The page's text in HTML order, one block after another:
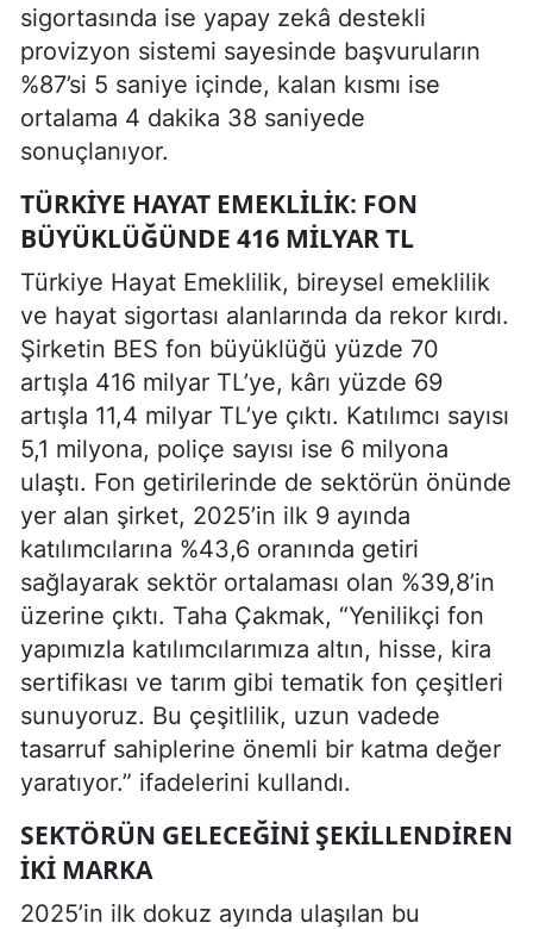
sigortasında ise yapay zekâ destekli
provizyon sistemi sayesinde başvuruların
%87’si 5 saniye içinde, kalan kısmı ise
ortalama 4 dakika 38 saniyede
sonuçlanıyor.
TÜRKIYE HAYAT EMEKLILIK: FON
BÜYÜKLÜĞÜNDE 416 MILYAR TL
Türkiye Hayat Emeklilik, bireysel emeklilik
ve hayat sigortası alanlarında da rekor kırdı.
Şirketin BES fon büyüklüğü yüzde 70
artışla 416 milyar TL’ye, kârı yüzde 69
artışla 11,4 milyar TL’ye çıktı. Katılımcı sayısı
5,1 milyona, poliçe sayısı ise 6 milyona
ulaştı. Fon getirilerinde de sektörün önünde
yer alan şirket, 2025’in ilk 9 ayında
katılımcılarına %43,6 oranında getiri
sağlayarak sektör ortalaması olan %39,8’in
üzerine çıktı. Taha Çakmak, “Yenilikçi fon
yapımızla katılımcılarımıza altın, hisse, kira
sertifikası ve tarım gibi tematik fon çeşitleri
sunuyoruz. Bu çeşitlilik, uzun vadede
tasarruf sahiplerine önemli bir katma değer
yaratıyor.” ifadelerini kullandı.
SEKTÖRÜN GELECEĞINI ŞEKILLENDIREN
İKI MARKA
2025’in ilk dokuz ayında ulaşılan bu